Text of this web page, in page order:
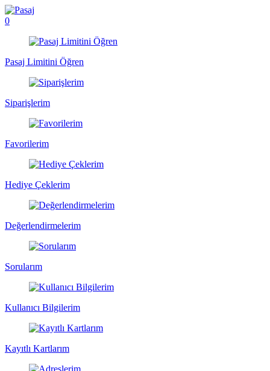
0
Pasaj Limitini Öğren
Siparişlerim
Favorilerim
Hediye Çeklerim
Değerlendirmelerim
Sorularım
Kullanıcı Bilgilerim
Kayıtlı Kartlarım